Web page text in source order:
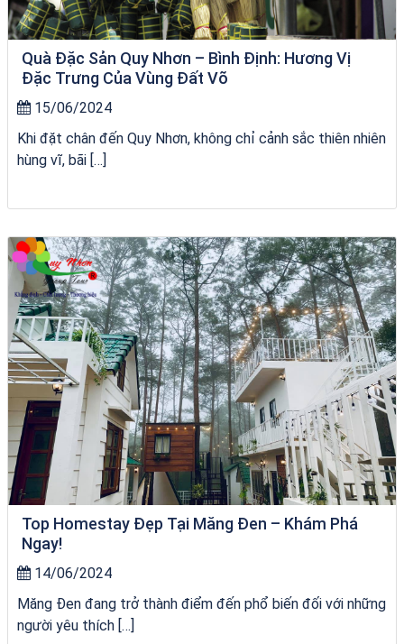
Quà Đặc Sản Quy Nhơn – Bình Định: Hương Vị
Đặc Trưng Của Vùng Đất Võ
15/06/2024
Khi đặt chân đến Quy Nhơn, không chỉ cảnh sắc thiên nhiên
hùng vĩ, bãi […]
Homestay Đẹp Tại Măng Đen
Top Homestay Đẹp Tại Măng Đen – Khám Phá
Ngay!
14/06/2024
Măng Đen đang trở thành điểm đến phổ biến đối với những
người yêu thích […]